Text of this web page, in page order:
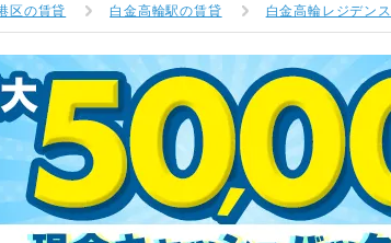
区の賃貸 白金高輪駅の賃貸 白金高輪レジデンス